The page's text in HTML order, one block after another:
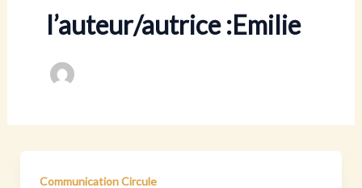
l’auteur/autrice :Emilie
Communication Circule